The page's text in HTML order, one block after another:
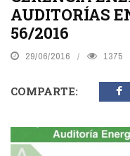
AUDITORÍAS
56/2016
29/06/2016 1375
COMPARTE: